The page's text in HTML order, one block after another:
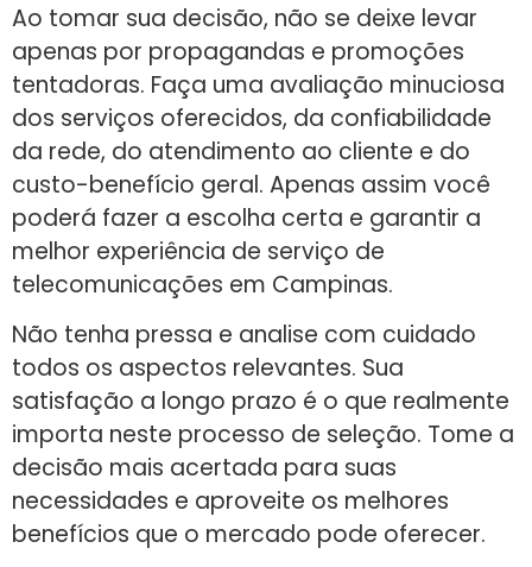
Ao tomar sua decisão, não se deixe levar
apenas por propagandas e promoções
tentadoras. Faça uma avaliação minuciosa
dos serviços oferecidos, da confiabilidade
da rede, do atendimento ao cliente e do
custo-benefício geral. Apenas assim você
poderá fazer a escolha certa e garantir a
melhor experiência de serviço de
telecomunicações em Campinas.
Não tenha pressa e analise com cuidado
todos os aspectos relevantes. Sua
satisfação a longo prazo é o que realmente
importa neste processo de seleção. Tome a
decisão mais acertada para suas
necessidades e aproveite os melhores
benefícios que o mercado pode oferecer.